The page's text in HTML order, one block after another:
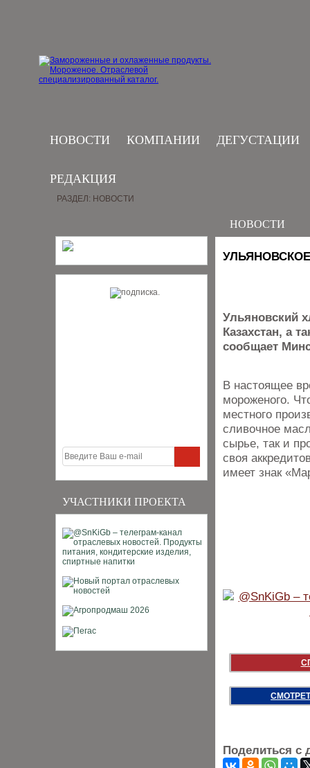
НОВОСТИ КОМПАНИИ ДЕГУСТАЦИИ
РЕДАКЦИЯ
УЧАСТНИКИ ПРОЕКТА
РАЗДЕЛ: НОВОСТИ
НОВОСТИ
Ульяновский
Казахстан, а
сообщает
В настоящее
мороженого.
местного
сливочное
сырье, так и
своя
имеет знак
Поделиться с